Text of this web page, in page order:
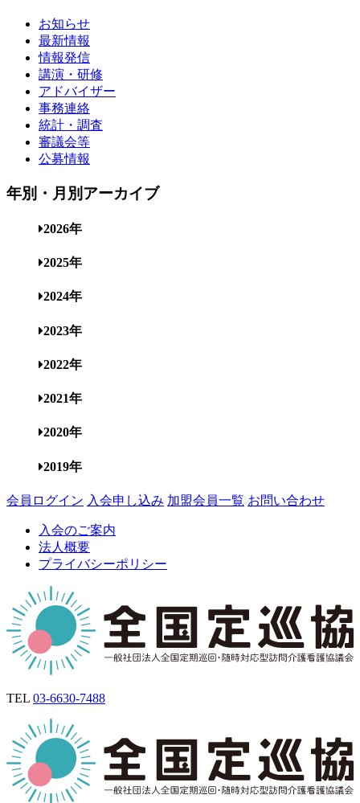
お知らせ
最新情報
情報発信
講演・研修
アドバイザー
事務連絡
統計・調査
審議会等
公募情報
年別・月別アーカイブ
2026年
2025年
2024年
2023年
2022年
2021年
2020年
2019年
会員ログイン 入会申し込み 加盟会員一覧 お問い合わせ
入会のご案内
法人概要
プライバシーポリシー
TEL 03-6630-7488